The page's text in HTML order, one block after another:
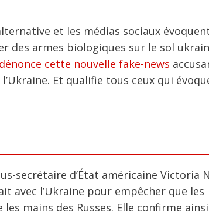
et les médias sociaux
des armes biologiques sur le sol
dénonce cette nouvelle fake-news
Et qualifie tous ceux qui
secrétaire d’État américaine Victoria
avec l’Ukraine pour empêcher que les
mains des Russes. Elle confirme